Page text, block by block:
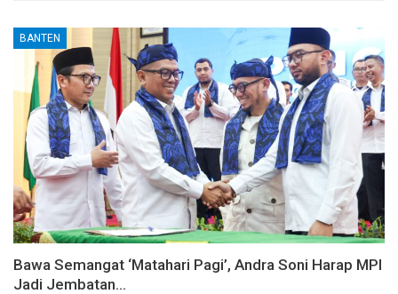
BANTEN
Bawa Semangat ‘Matahari Pagi’, Andra Soni Harap MPI
Jadi Jembatan…